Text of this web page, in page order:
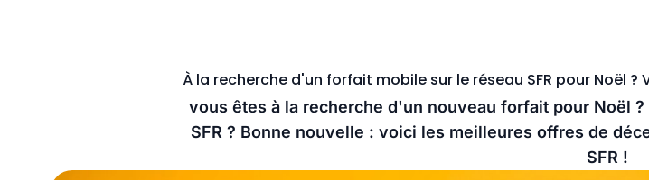
À la recherche d'un forfait mobile sur le réseau SFR pour Noël
vous êtes à la recherche d'un nouveau forfait pour Noël
SFR ? Bonne nouvelle : voici les meilleures offres de
SFR !